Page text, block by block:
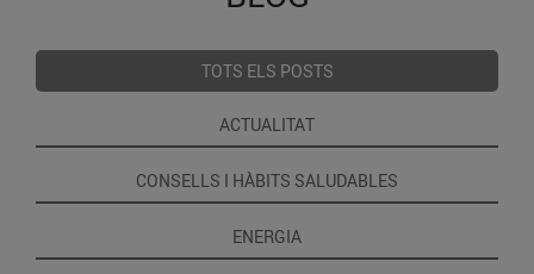
TOTS ELS POSTS
ACTUALITAT
CONSELLS I HÀBITS SALUDABLES
ENERGIA